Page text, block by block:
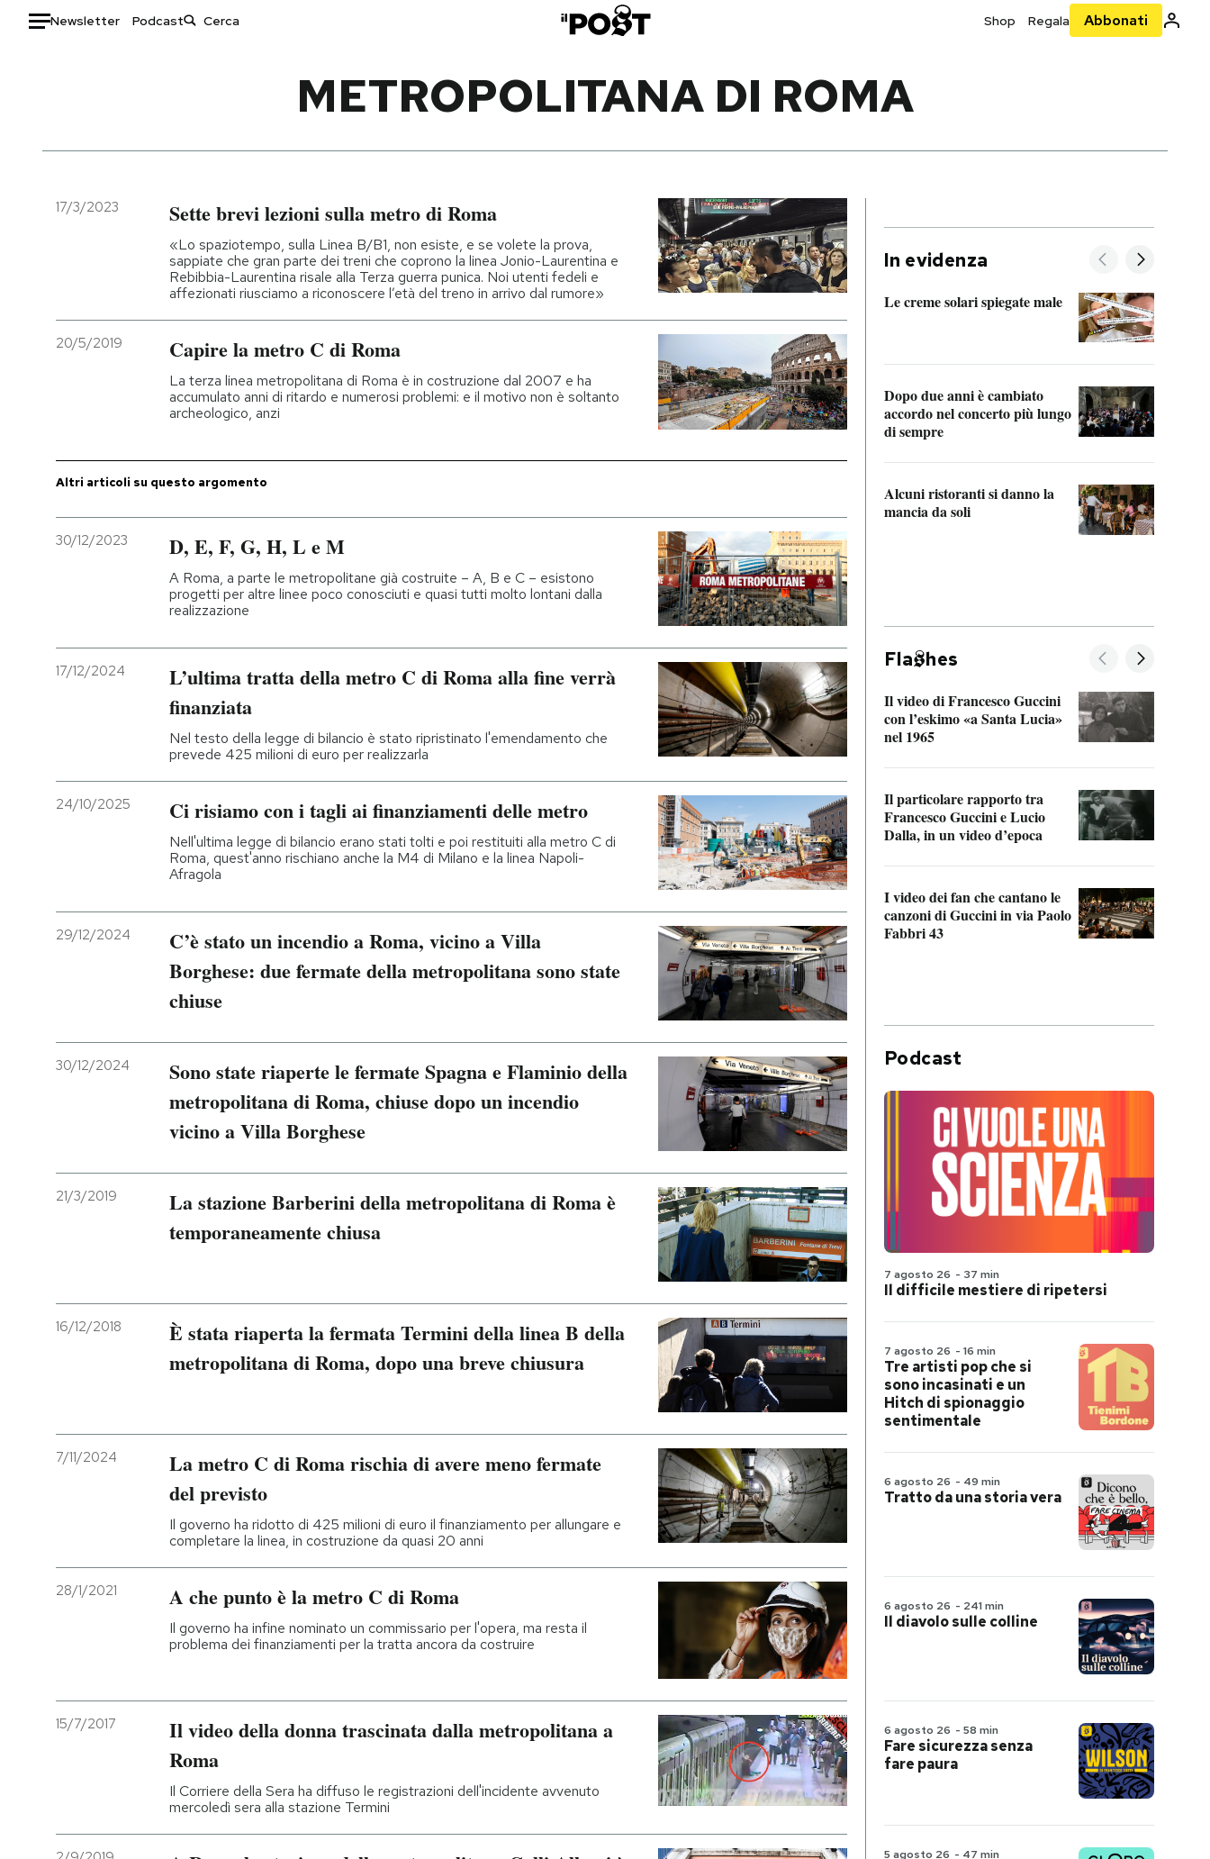
Newsletter Podcast Shop Regala Abbonati
Italia
Politica
Moda
Ok Boomer!
Media
Mondiali calcio 2026
I MIEI PREFERITI
CALENDARIO
AREA PERSONALE
METROPOLITANA DI ROMA
17/3/2023 Sette brevi lezioni sulla metro di Roma
«Lo spaziotempo, sulla Linea B/B1, non esiste, e se volete la prova,
sappiate che gran parte dei treni che coprono la linea Jonio-Laurentina e
Rebibbia-Laurentina risale alla Terza guerra punica. Noi utenti fedeli e
affezionati riusciamo a riconoscere l’età del treno in arrivo dal rumore»
20/5/2019 Capire la metro C di Roma
La terza linea metropolitana di Roma è in costruzione dal 2007 e ha
accumulato anni di ritardo e numerosi problemi: e il motivo non è soltanto
archeologico, anzi
Altri articoli su questo argomento
30/12/2023 D, E, F, G, H, L e M
A Roma, a parte le metropolitane già costruite – A, B e C – esistono
progetti per altre linee poco conosciuti e quasi tutti molto lontani dalla
realizzazione
17/12/2024
L’ultima tratta della metro C di Roma alla fine verrà
finanziata
Nel testo della legge di bilancio è stato ripristinato l'emendamento che
prevede 425 milioni di euro per realizzarla
24/10/2025 Ci risiamo con i tagli ai finanziamenti delle metro
Nell'ultima legge di bilancio erano stati tolti e poi restituiti alla metro C di
Roma, quest'anno rischiano anche la M4 di Milano e la linea Napoli-
Afragola
29/12/2024
C’è stato un incendio a Roma, vicino a Villa
Borghese: due fermate della metropolitana sono state
chiuse
30/12/2024
Sono state riaperte le fermate Spagna e Flaminio della
metropolitana di Roma, chiuse dopo un incendio
vicino a Villa Borghese
21/3/2019
La stazione Barberini della metropolitana di Roma è
temporaneamente chiusa
16/12/2018
È stata riaperta la fermata Termini della linea B della
metropolitana di Roma, dopo una breve chiusura
7/11/2024
La metro C di Roma rischia di avere meno fermate
del previsto
Il governo ha ridotto di 425 milioni di euro il finanziamento per allungare e
completare la linea, in costruzione da quasi 20 anni
28/1/2021 A che punto è la metro C di Roma
Il governo ha infine nominato un commissario per l'opera, ma resta il
problema dei finanziamenti per la tratta ancora da costruire
15/7/2017
Il video della donna trascinata dalla metropolitana a
Roma
Il Corriere della Sera ha diffuso le registrazioni dell'incidente avvenuto
mercoledì sera alla stazione Termini
In evidenza
Le creme solari spiegate male
Dopo due anni è cambiato
accordo nel concerto più lungo
di sempre
Alcuni ristoranti si danno la
mancia da soli
Fla hes
Il video di Francesco Guccini
con l’eskimo «a Santa Lucia»
nel 1965
Il particolare rapporto tra
Francesco Guccini e Lucio
Dalla, in un video d’epoca
I video dei fan che cantano le
canzoni di Guccini in via Paolo
Fabbri 43
Podcast
7 agosto 26 - 37 min
Il difficile mestiere di ripetersi
7 agosto 26 - 16 min
Tre artisti pop che si
sono incasinati e un
Hitch di spionaggio
sentimentale
6 agosto 26 - 49 min
Tratto da una storia vera
6 agosto 26 - 241 min
Il diavolo sulle colline
6 agosto 26 - 58 min
Fare sicurezza senza
fare paura
5 agosto 26 - 47 min